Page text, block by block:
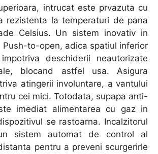
intrucat este prvazuta cu
rezistenta la temperaturi de pana
Celsius. Un sistem inovativ in
Push-to-open, adica spatiul inferior
deschiderii neautorizate
blocand astfel usa. Asigura
atingerii involuntare, a vantului
cei mici. Totodata, supapa anti-
imediat alimentarea cu gaz in
se rastoarna. Incalzitorul
sistem automat de control al
pentru a preveni scurgerirle